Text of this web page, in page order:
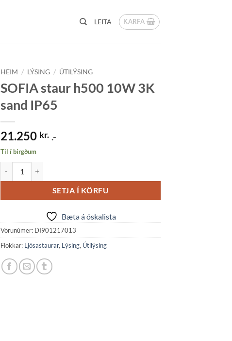
LEITA KARFA
HEIM / LÝSING / ÚTILÝSING
SOFIA staur h500 10W 3K
sand IP65
21.250 kr. .-
Til í birgðum
SETJA Í KÖRFU
Bæta á óskalista
Vörunúmer: DI901217013
Flokkar: Ljósastaurar, Lýsing, Útilýsing